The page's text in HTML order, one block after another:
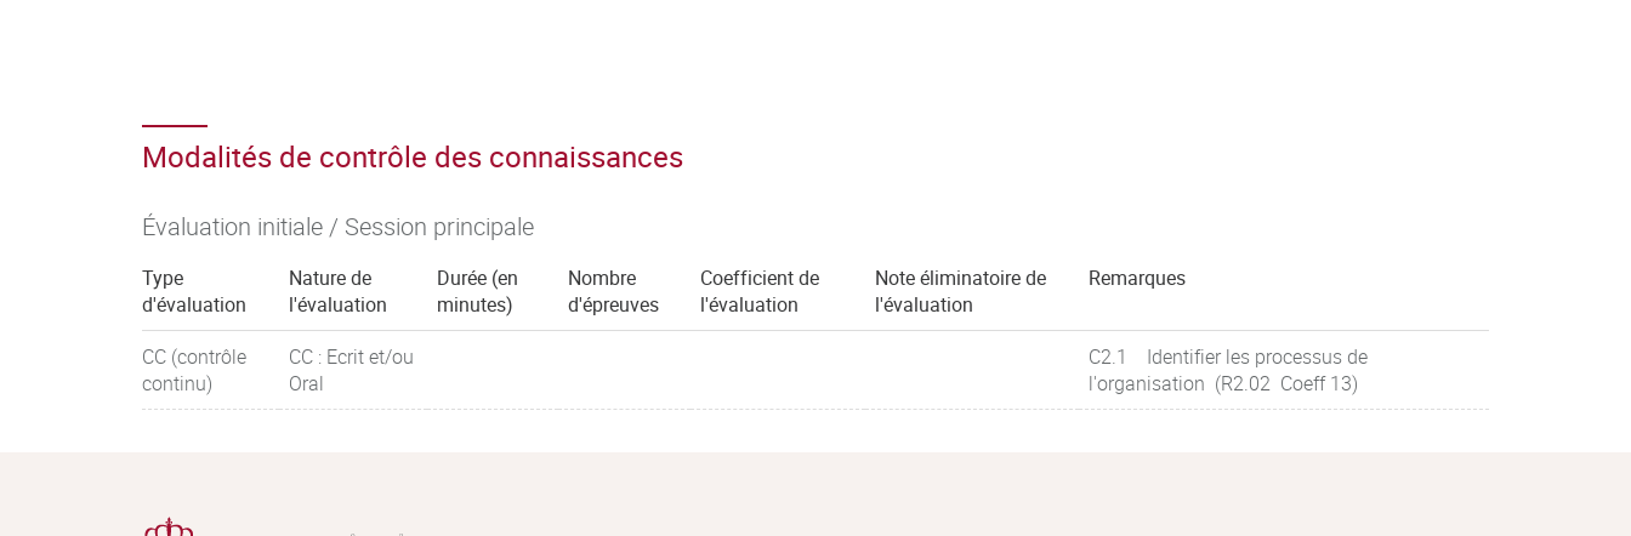
Modalités de contrôle des connaissances
Évaluation initiale / Session principale
Type
d'évaluation
Nature de
l'évaluation
Durée (en
minutes)
Nombre
d'épreuves
Coefficient de
l'évaluation
Note éliminatoire de
l'évaluation
Remarques
CC (contrôle
continu)
CC : Ecrit et/ou
Oral
C2.1 Identifier les processus de
l'organisation (R2.02 Coeff 13)